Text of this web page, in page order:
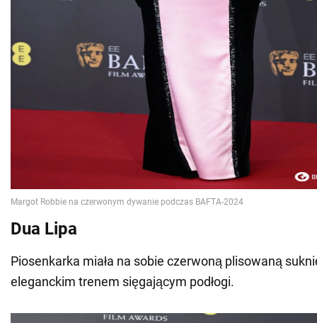
Dua Lipa
Piosenkarka miała na sobie czerwoną plisowaną
eleganckim trenem sięgającym podłogi.